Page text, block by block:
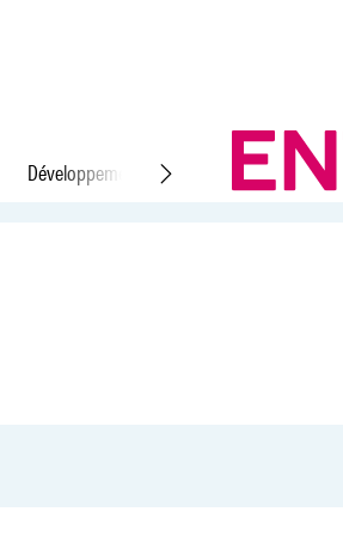
Développement durable Droit du travail